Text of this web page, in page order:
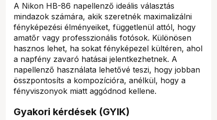
A Nikon HB-86 napellenző ideális választás
mindazok számára, akik szeretnék maximalizálni
fényképezési élményeiket, függetlenül attól, hogy
amatőr vagy professzionális fotósok. Különösen
hasznos lehet, ha sokat fényképezel kültéren, ahol
a napfény zavaró hatásai jelentkezhetnek. A
napellenző használata lehetővé teszi, hogy jobban
összpontosíts a kompozícióra, anélkül, hogy a
fényviszonyok miatt aggódnod kellene.
Gyakori kérdések (GYIK)